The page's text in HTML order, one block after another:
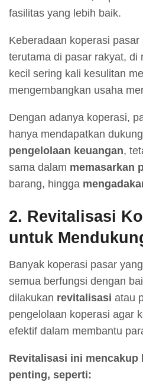
fasilitas yang lebih baik.
Keberadaan koperasi pasar
terutama di pasar rakyat, di
kecil sering kali kesulitan
mengembangkan usaha
Dengan adanya koperasi,
hanya mendapatkan
pengelolaan keuangan,
sama dalam memasarkan
barang, hingga
2. Revitalisasi
untuk
Banyak koperasi pasar
semua berfungsi dengan
dilakukan revitalisasi atau
pengelolaan koperasi agar
efektif dalam membantu
Revitalisasi ini mencakup
penting, seperti: